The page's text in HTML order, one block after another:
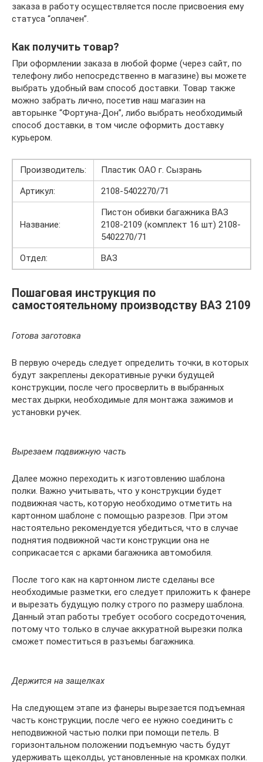
заказа в работу осуществляется после присвоения ему
статуса “оплачен”.
Как получить товар?
При оформлении заказа в любой форме (через сайт, по
телефону либо непосредственно в магазине) вы можете
выбрать удобный вам способ доставки. Товар также
можно забрать лично, посетив наш магазин на
авторынке “Фортуна-Дон”, либо выбрать необходимый
способ доставки, в том числе оформить доставку
курьером.
Производитель:
Пластик ОАО г. Сызрань
Артикул:
2108-5402270/71
Название:
Пистон обивки багажника ВАЗ
2108-2109 (комплект 16 шт) 2108-
5402270/71
Отдел:
ВАЗ
Пошаговая инструкция по
самостоятельному производству ВАЗ 2109
Готова заготовка
В первую очередь следует определить точки, в которых
будут закреплены декоративные ручки будущей
конструкции, после чего просверлить в выбранных
местах дырки, необходимые для монтажа зажимов и
установки ручек.
Вырезаем подвижную часть
Далее можно переходить к изготовлению шаблона
полки. Важно учитывать, что у конструкции будет
подвижная часть, которую необходимо отметить на
картонном шаблоне с помощью разрезов. При этом
настоятельно рекомендуется убедиться, что в случае
поднятия подвижной части конструкции она не
соприкасается с арками багажника автомобиля.
После того как на картонном листе сделаны все
необходимые разметки, его следует приложить к фанере
и вырезать будущую полку строго по размеру шаблона.
Данный этап работы требует особого сосредоточения,
потому что только в случае аккуратной вырезки полка
сможет поместиться в разъемы багажника.
Держится на защелках
На следующем этапе из фанеры вырезается подъемная
часть конструкции, после чего ее нужно соединить с
неподвижной частью полки при помощи петель. В
горизонтальном положении подъемную часть будут
удерживать щеколды, установленные на кромках полки.